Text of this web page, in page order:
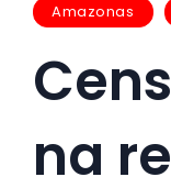
Amazonas
na